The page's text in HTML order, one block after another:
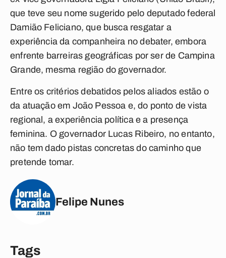
que teve seu nome sugerido pelo deputado federal
Damião Feliciano, que busca resgatar a
experiência da companheira no debater, embora
enfrente barreiras geográficas por ser de Campina
Grande, mesma região do governador.
Entre os critérios debatidos pelos aliados estão o
da atuação em João Pessoa e, do ponto de vista
regional, a experiência política e a presença
feminina. O governador Lucas Ribeiro, no entanto,
não tem dado pistas concretas do caminho que
pretende tomar.
Felipe Nunes
Tags